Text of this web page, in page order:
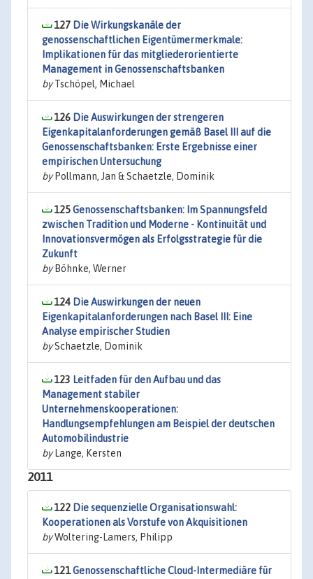
127 Die Wirkungskanäle der
genossenschaftlichen Eigentümermerkmale:
Implikationen für das mitgliederorientierte
Management in Genossenschaftsbanken
byTschöpel, Michael
126 Die Auswirkungen der strengeren
Eigenkapitalanforderungen gemäß Basel III auf die
Genossenschaftsbanken: Erste Ergebnisse einer
empirischen Untersuchung
byPollmann, Jan & Schaetzle, Dominik
125Genossenschaftsbanken: Im Spannungsfeld
zwischen Tradition und Moderne - Kontinuität und
Innovationsvermögen als Erfolgsstrategie für die
Zukunft
byBöhnke, Werner
124 Die Auswirkungen der neuen
Eigenkapitalanforderungen nach Basel III: Eine
Analyse empirischer Studien
bySchaetzle, Dominik
123 Leitfaden für den Aufbau und das
Management stabiler
Unternehmenskooperationen:
Handlungsempfehlungen am Beispiel der deutschen
Automobilindustrie
byLange, Kersten
2011
122 Die sequenzielle Organisationswahl:
Kooperationen als Vorstufe von Akquisitionen
byWoltering-Lamers, Philipp
121Genossenschaftliche Cloud-Intermediäre für